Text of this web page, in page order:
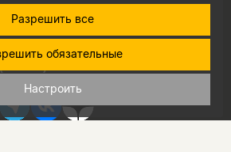
(495) 229-91-03
Разрешить все
обязательные
Настроить